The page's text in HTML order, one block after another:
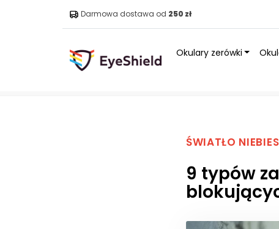
Darmowa dostawa od 250 zł
Okulary zerówki
ŚWIATŁO
9 typów